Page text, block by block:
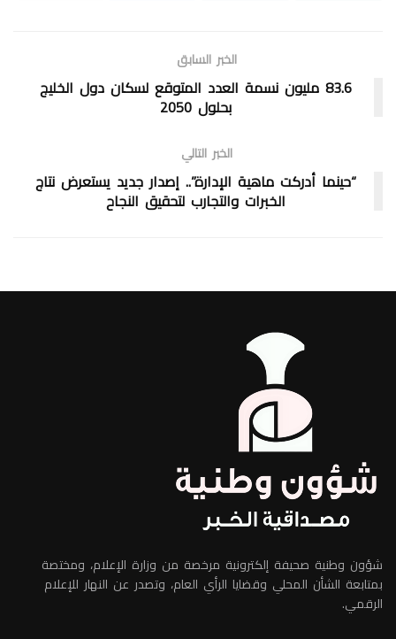
الخبر السابق
83.6 مليون نسمة العدد المتوقع لسكان دول الخليج
بحلول 2050
الخبر التالي
“حينما أدركت ماهية الإدارة”.. إصدار جديد يستعرض نتاج
الخبرات والتجارب لتحقيق النجاح
شؤون وطنية صحيفة إلكترونية مرخصة من وزارة الإعلام، ومختصة
بمتابعة الشأن المحلي وقضايا الرأي العام، وتصدر عن النهار للإعلام
الرقمي.